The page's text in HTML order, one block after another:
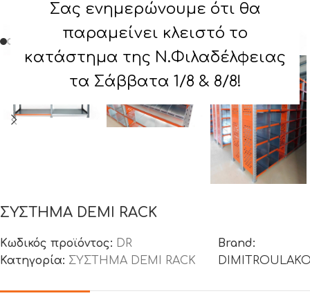
Σας ενημερώνουμε ότι θα
παραμείνει κλειστό το
κατάστημα της Ν.Φιλαδέλφειας
τα Σάββατα 1/8 & 8/8!
ΣΥΣΤΗΜΑ DEMI RACK
Κωδικός προϊόντος: DR
Κατηγορία: ΣΥΣΤΗΜΑ DEMI RACK
Brand: